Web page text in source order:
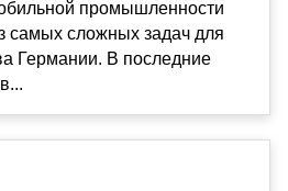
промышленности
самых сложных задач для
Германии. В последние